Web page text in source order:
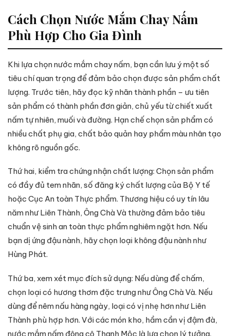
Cách Chọn Nước Mắm Chay Nấm
Phù Hợp Cho Gia Đình
Khi lựa chọn nước mắm chay nấm, bạn cần lưu ý một số
tiêu chí quan trọng để đảm bảo chọn được sản phẩm chất
lượng. Trước tiên, hãy đọc kỹ nhãn thành phần – ưu tiên
sản phẩm có thành phần đơn giản, chủ yếu từ chiết xuất
nấm tự nhiên, muối và đường. Hạn chế chọn sản phẩm có
nhiều chất phụ gia, chất bảo quản hay phẩm màu nhân tạo
không rõ nguồn gốc.
Thứ hai, kiểm tra chứng nhận chất lượng: Chọn sản phẩm
có đầy đủ tem nhãn, số đăng ký chất lượng của Bộ Y tế
hoặc Cục An toàn Thực phẩm. Thương hiệu có uy tín lâu
năm như Liên Thành, Ông Chà Và thường đảm bảo tiêu
chuẩn vệ sinh an toàn thực phẩm nghiêm ngặt hơn. Nếu
bạn dị ứng đậu nành, hãy chọn loại không đậu nành như
Hùng Phát.
Thứ ba, xem xét mục đích sử dụng: Nếu dùng để chấm,
chọn loại có hương thơm đặc trưng như Ông Chà Và. Nếu
dùng để nêm nấu hàng ngày, loại có vị nhẹ hơn như Liên
Thành phù hợp hơn. Với các món kho, hầm cần vị đậm đà,
nước mắm nấm đông cô Thanh Mộc là lựa chọn lý tưởng.